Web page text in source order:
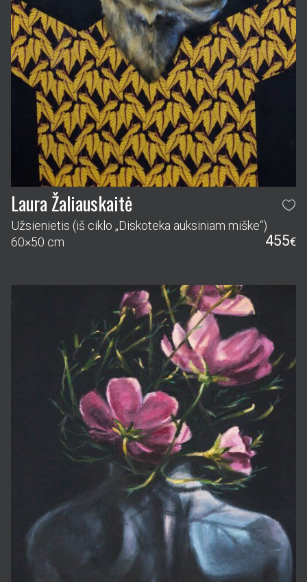
Laura Žaliauskaitė
Užsienietis (iš ciklo „Diskoteka auksiniam miške“)
60×50 cm
455€